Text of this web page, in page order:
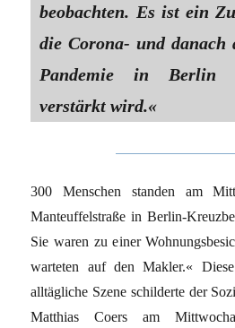
beobachten. Es ist ein
die Corona- und danach
Pandemie in Berlin
verstärkt wird.«
300 Menschen standen am
Manteuffelstraße in Berlin-
Sie waren zu einer
warteten auf den Makler.«
alltägliche Szene schilderte der
Matthias Coers am